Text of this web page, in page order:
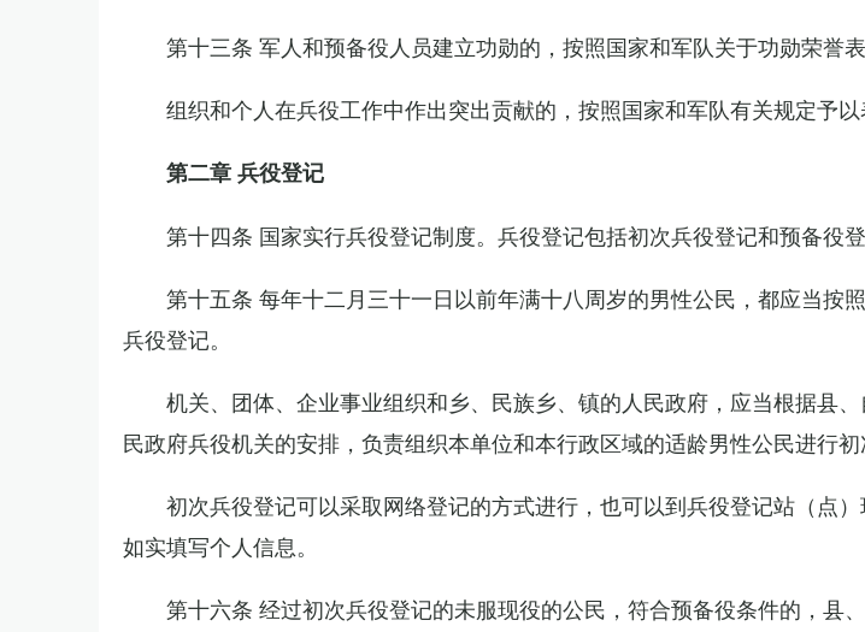
第十三条 军人和预备役人员建立功勋的，按照国家和军队关于功勋荣誉表
组织和个人在兵役工作中作出突出贡献的，按照国家和军队有关规定予以
第二章 兵役登记
第十四条 国家实行兵役登记制度。兵役登记包括初次兵役登记和预备役登
第十五条 每年十二月三十一日以前年满十八周岁的男性公民，都应当按
兵役登记。
机关、团体、企业事业组织和乡、民族乡、镇的人民政府，应当根据县
民政府兵役机关的安排，负责组织本单位和本行政区域的适龄男性公民进行初
初次兵役登记可以采取网络登记的方式进行，也可以到兵役登记站（点
如实填写个人信息。
第十六条 经过初次兵役登记的未服现役的公民，符合预备役条件的，县